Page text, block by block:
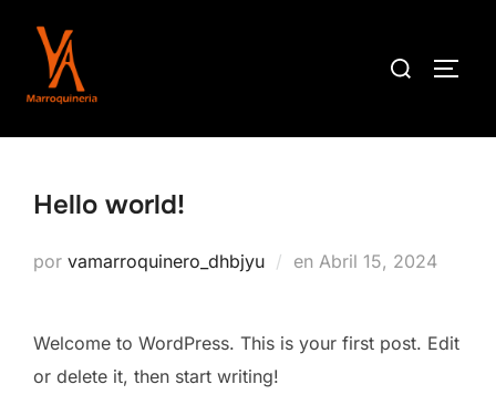
contenido
Buscar:
Hello world!
por vamarroquinero_dhbjyu en Publicado
Abril 15, 2024
Welcome to WordPress. This is your first post. Edit
or delete it, then start writing!